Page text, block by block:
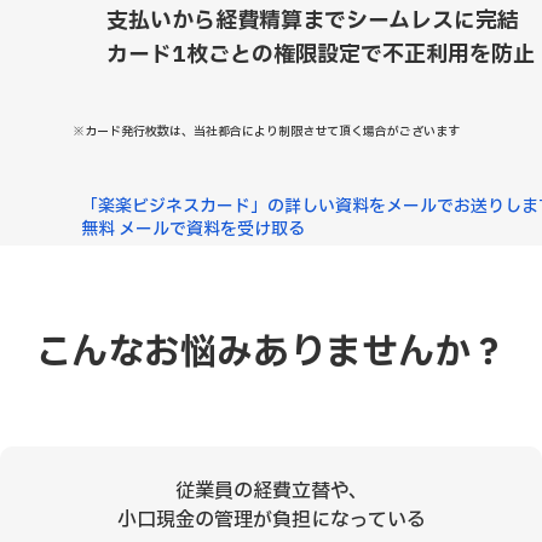
支払いから経費精算までシームレスに完結
カード1枚ごとの権限設定で不正利用を防止
※カード発行枚数は、当社都合により制限させて頂く場合がございます
「楽楽ビジネスカード」の詳しい資料をメールでお送りし
無料メールで資料を受け取る
こんなお悩みありませんか？
従業員の経費立替や、
小口現金の管理が負担になっている